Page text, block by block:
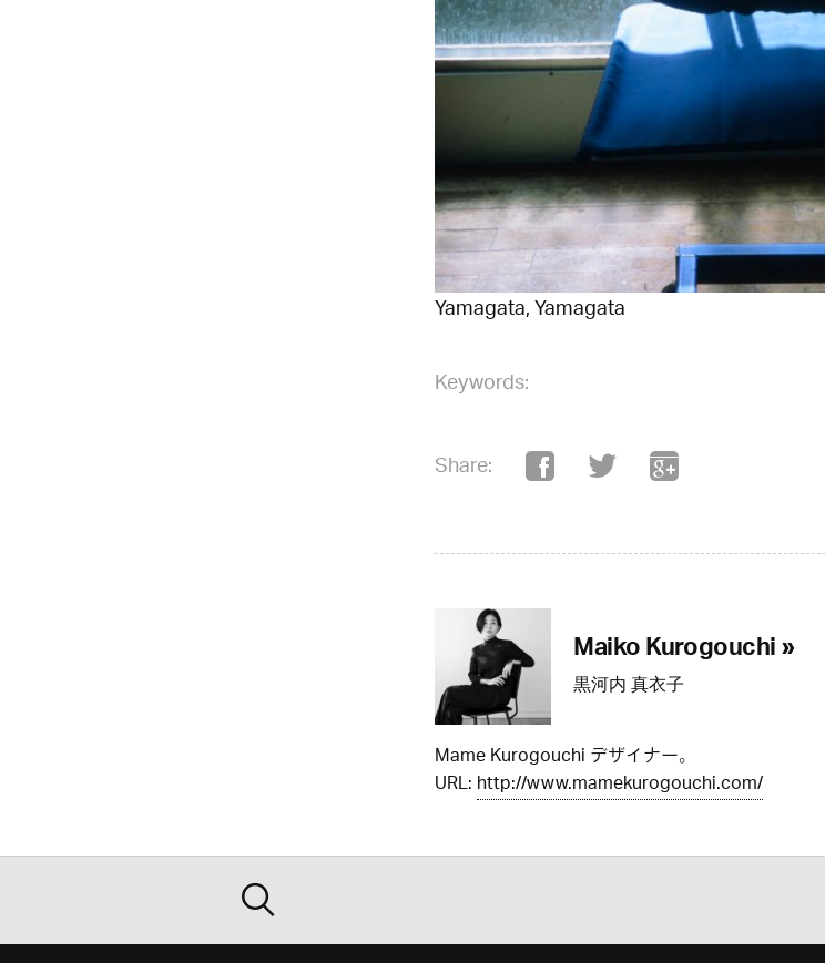
Yamagata, Yamagata
Keywords:
Share:
Maiko Kurogouchi »
黒河内 真衣子
Mame Kurogouchi デザイナー。
URL:http://www.mamekurogouchi.com/